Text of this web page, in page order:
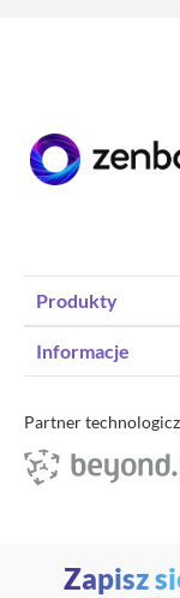
Produkty
Transfer domeny
Poczta e-mail
Generator haseł
Informacje
Program
Blog
Kariera
Ochrona Danych
Zapisz
Partner